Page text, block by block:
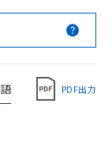
PDF出力